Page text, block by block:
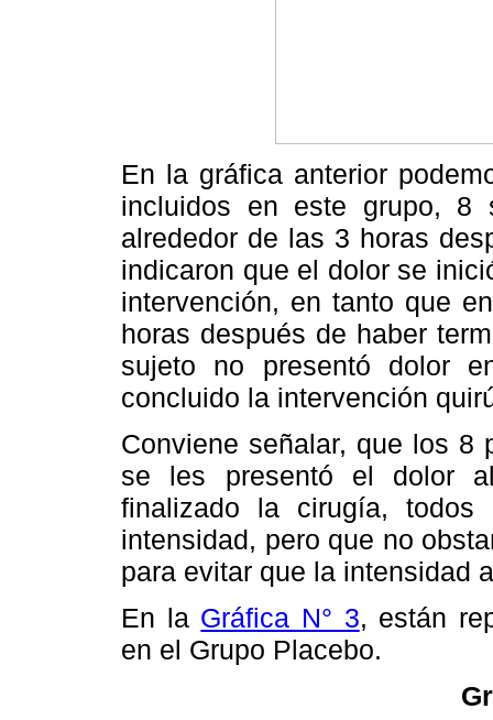
En la gráfica anterior
incluidos en este grupo, 8
alrededor de las 3 horas
indicaron que el dolor se
intervención, en tanto que
horas después de haber
sujeto no presentó dolor
concluido la intervención
Conviene señalar, que los 8
se les presentó el dolor
finalizado la cirugía,
intensidad, pero que no
para evitar que la intensidad
En la Gráfica N° 3, están
en el Grupo Placebo.